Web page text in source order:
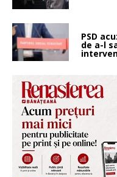
PSD
de a-l